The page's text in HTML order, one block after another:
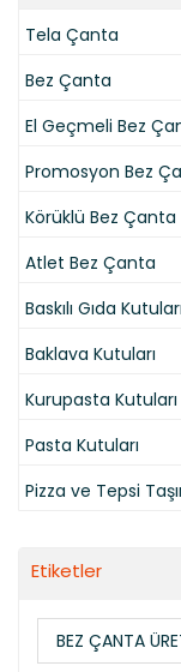
Tela Çanta
Bez Çanta
El Geçmeli Bez
Promosyon Bez
Körüklü Bez Çanta
Atlet Bez Çanta
Baskılı Gıda Kutuları
Baklava Kutuları
Kurupasta Kutuları
Pasta Kutuları
Pizza ve Tepsi
Etiketler
BEZ ÇANTA